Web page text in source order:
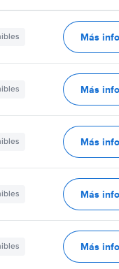
Más
Más
Más
Más
Más